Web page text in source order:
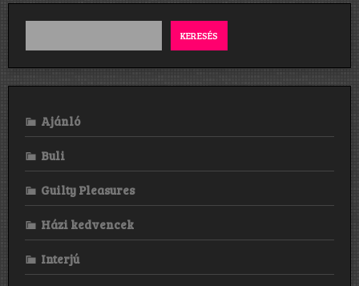
KERESÉS
Ajánló
Buli
Guilty Pleasures
Házi kedvencek
Interjú